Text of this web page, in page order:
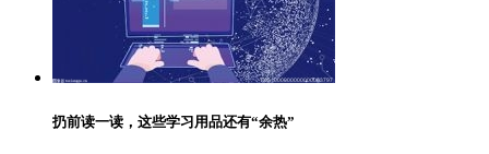
扔前读一读，这些学习用品还有“余热”